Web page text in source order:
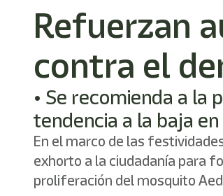
Refuerzan
contra el
• Se recomienda a
tendencia a la baja
En el marco de las
exhorto a la ciudadanía para
proliferación del mosquito